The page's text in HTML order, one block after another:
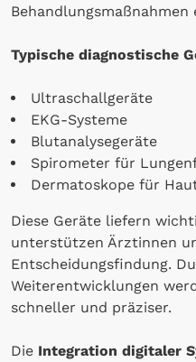
Behandlungsmaßnahmen
Typische diagnostische
Ultraschallgeräte
EKG-Systeme
Blutanalysegeräte
Spirometer für
Dermatoskope für
Diese Geräte liefern
unterstützen Ärztinnen
Entscheidungsfindung.
Weiterentwicklungen
schneller und präziser.
Die Integration digitaler